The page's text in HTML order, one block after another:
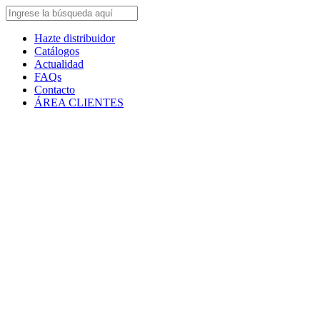
Hazte distribuidor
Catálogos
Actualidad
FAQs
Contacto
ÁREA CLIENTES